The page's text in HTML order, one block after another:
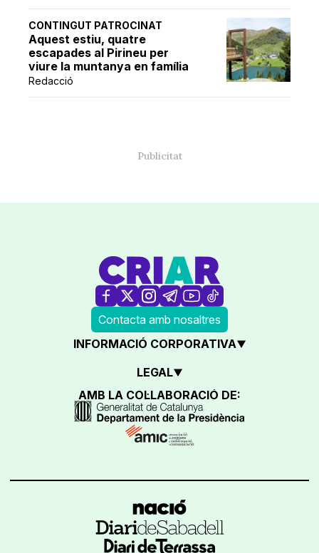
CONTINGUT PATROCINAT
Aquest estiu, quatre
escapades al Pirineu per
viure la muntanya en família
Redacció
Contacta amb nosaltres
INFORMACIÓ CORPORATIVA
LEGAL
AMB LA COL·LABORACIÓ DE: